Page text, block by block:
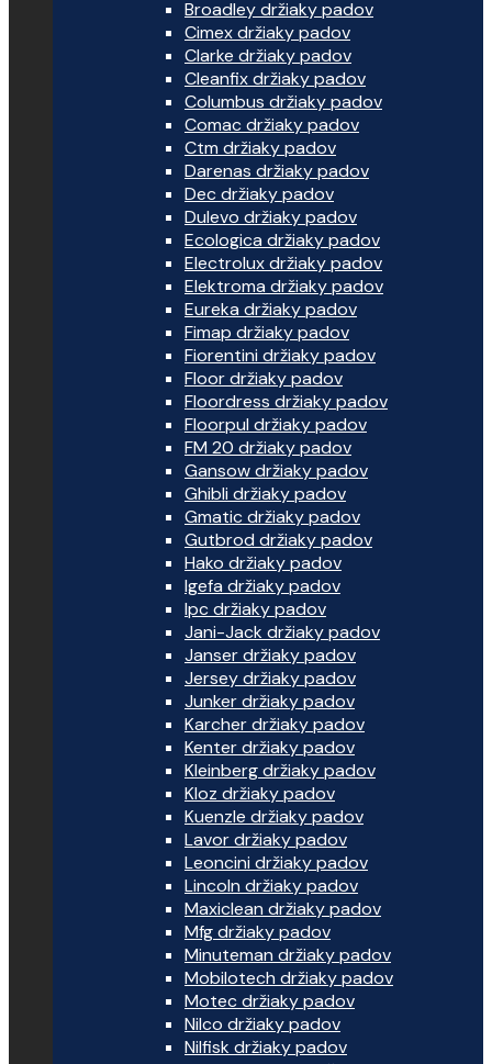
Broadley držiaky padov
Cimex držiaky padov
Clarke držiaky padov
Cleanfix držiaky padov
Columbus držiaky padov
Comac držiaky padov
Ctm držiaky padov
Darenas držiaky padov
Dec držiaky padov
Dulevo držiaky padov
Ecologica držiaky padov
Electrolux držiaky padov
Elektroma držiaky padov
Eureka držiaky padov
Fimap držiaky padov
Fiorentini držiaky padov
Floor držiaky padov
Floordress držiaky padov
Floorpul držiaky padov
FM 20 držiaky padov
Gansow držiaky padov
Ghibli držiaky padov
Gmatic držiaky padov
Gutbrod držiaky padov
Hako držiaky padov
Igefa držiaky padov
Ipc držiaky padov
Jani-Jack držiaky padov
Janser držiaky padov
Jersey držiaky padov
Junker držiaky padov
Karcher držiaky padov
Kenter držiaky padov
Kleinberg držiaky padov
Kloz držiaky padov
Kuenzle držiaky padov
Lavor držiaky padov
Leoncini držiaky padov
Lincoln držiaky padov
Maxiclean držiaky padov
Mfg držiaky padov
Minuteman držiaky padov
Mobilotech držiaky padov
Motec držiaky padov
Nilco držiaky padov
Nilfisk držiaky padov